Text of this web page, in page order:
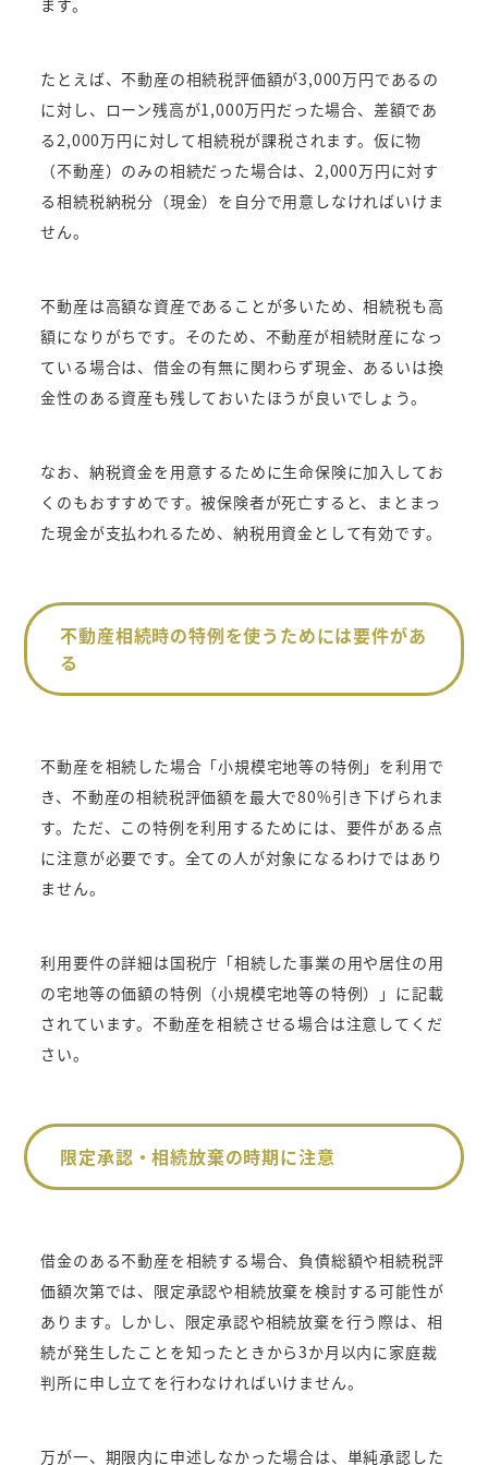
たとえば、不動産の相続税評価額が3,000万円であるの
に対し、ローン残高が1,000万円だった場合、差額であ
る2,000万円に対して相続税が課税されます。仮に物
（不動産）のみの相続だった場合は、2,000万円に対す
る相続税納税分（現金）を自分で用意しなければいけま
せん。
不動産は高額な資産であることが多いため、相続税も高
額になりがちです。そのため、不動産が相続財産になっ
ている場合は、借金の有無に関わらず現金、あるいは換
金性のある資産も残しておいたほうが良いでしょう。
なお、納税資金を用意するために生命保険に加入してお
くのもおすすめです。被保険者が死亡すると、まとまっ
た現金が支払われるため、納税用資金として有効です。
不動産相続時の特例を使うためには要件があ
る
不動産を相続した場合「小規模宅地等の特例」を利用で
き、不動産の相続税評価額を最大で80%引き下げられま
す。ただ、この特例を利用するためには、要件がある点
に注意が必要です。全ての人が対象になるわけではあり
ません。
利用要件の詳細は国税庁「相続した事業の用や居住の用
の宅地等の価額の特例（小規模宅地等の特例）
」に記載
されています。不動産を相続させる場合は注意してくだ
さい。
限定承認・相続放棄の時期に注意
借金のある不動産を相続する場合、負債総額や相続税評
価額次第では、限定承認や相続放棄を検討する可能性が
あります。しかし、限定承認や相続放棄を行う際は、相
続が発生したことを知ったときから3か月以内に家庭裁
判所に申し立てを行わなければいけません。
万が一、期限内に申述しなかった場合は、単純承認した